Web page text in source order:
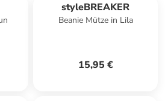
styleBREAKER
Beanie Mütze in Lila
15,95 €